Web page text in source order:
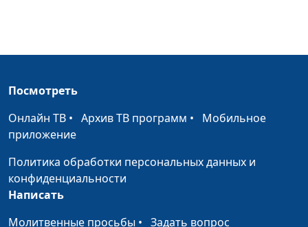
Василий Ничик,
Быть довольным
Василий Ничик,
Плохие мысли
Александр Шатан,
Бог или я? Александр Шатан,
Посмотреть
Онлайн ТВ • Архив ТВ программ • Мобильное
приложение
Политика обработки персональных данных и
конфиденциальности
Написать
Молитвенные просьбы • Задать вопрос